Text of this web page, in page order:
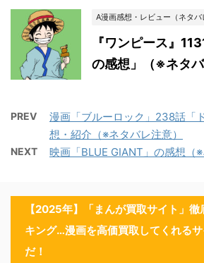
A漫画感想・レビュー（ネタバ
『ワンピース』
の感想」（※ネタバ
PREV
漫画「ブルーロック」238話「
想・紹介（※ネタバレ注意）
NEXT 映画「BLUE GIANT」の感想（※
【2025年】「まんが買取サイト」徹
キング…漫画を高価買取してくれる
だ！